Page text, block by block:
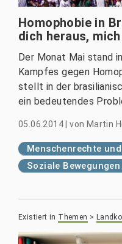
Homophobie in
dich heraus,
Der Monat Mai stand
Kampfes gegen
stellt in der
ein bedeutendes
05.06.2014 |von Martin
Menschenrechte
Soziale Bewegungen
Existiert in Themen >